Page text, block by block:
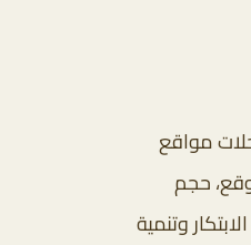
مواقع
حجم
وتنمية